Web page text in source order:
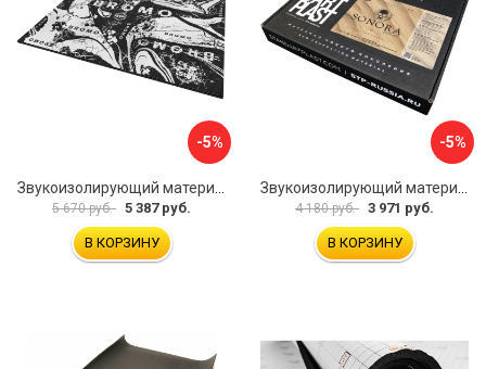
-5%
Звукоизолирующий материал STP Bromo 54253
5 670 руб. 5 387 руб.
В КОРЗИНУ
-5%
Звукоизолирующий материал STP Sonora 54254
4 180 руб. 3 971 руб.
В КОРЗИНУ